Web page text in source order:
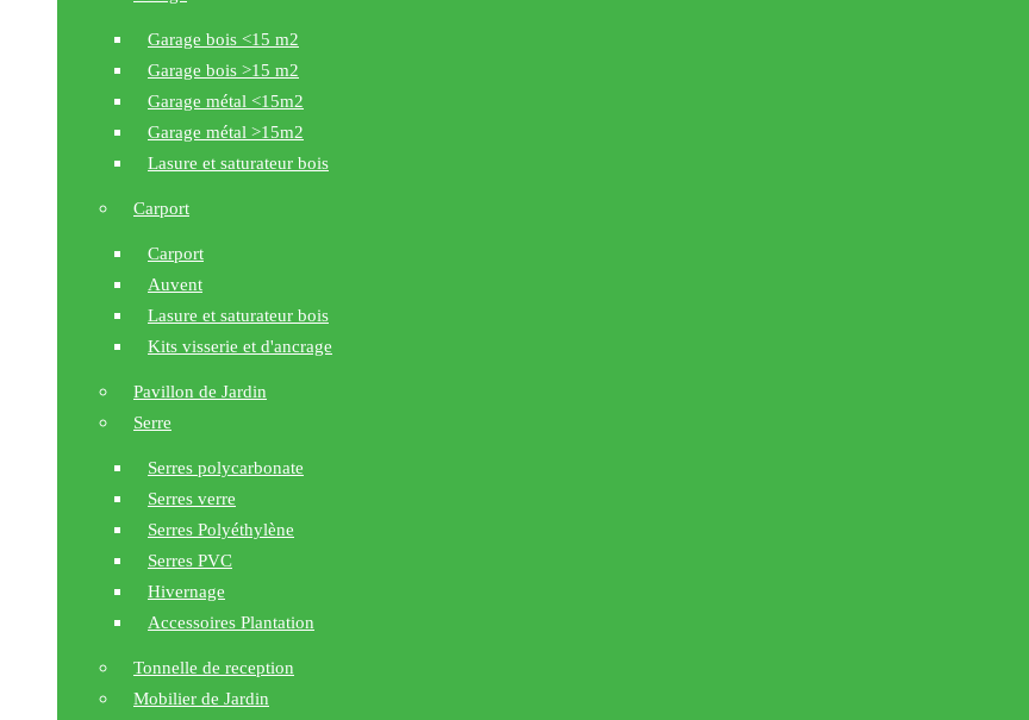
Garage bois <15 m2
Garage bois >15 m2
Garage métal <15m2
Garage métal >15m2
Lasure et saturateur bois
Carport
Carport
Auvent
Lasure et saturateur bois
Kits visserie et d'ancrage
Pavillon de Jardin
Serre
Serres polycarbonate
Serres verre
Serres Polyéthylène
Serres PVC
Hivernage
Accessoires Plantation
Tonnelle de reception
Mobilier de Jardin